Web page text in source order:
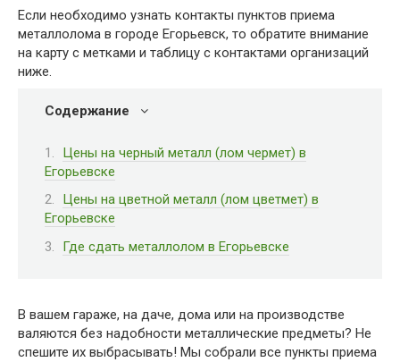
Если необходимо узнать контакты пунктов приема
металлолома в городе Егорьевск, то обратите внимание
на карту с метками и таблицу с контактами организаций
ниже.
Содержание
Цены на черный металл (лом чермет) в
Егорьевске
Цены на цветной металл (лом цветмет) в
Егорьевске
Где сдать металлолом в Егорьевске
В вашем гараже, на даче, дома или на производстве
валяются без надобности металлические предметы? Не
спешите их выбрасывать! Мы собрали все пункты приема